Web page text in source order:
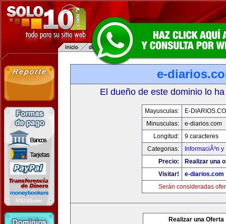
e-
El dueño de este dominio lo
Mayusculas:
E-
Minusculas:
e-diarios.com
Longitud:
9 caracteres
Categorias:
InformaciÃ³n
Precio:
Realizar una
Visitar!
e-diarios.com
Serán consideradas
Realizar una Oferta